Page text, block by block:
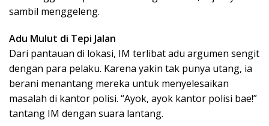
sambil menggeleng.
Adu Mulut di Tepi Jalan
Dari pantauan di lokasi, IM terlibat adu argumen sengit
dengan para pelaku. Karena yakin tak punya utang, ia
berani menantang mereka untuk menyelesaikan
masalah di kantor polisi. “Ayok, ayok kantor polisi bae!”
tantang IM dengan suara lantang.